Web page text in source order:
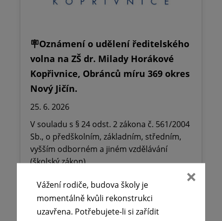
🪧Oznámení o udělení ředitelského
volna na ZŠ dr. Milady Horákové
Kopřivnice, Obránců míru 369 okres
Nový Jičín.
25. 6. 2026
V souladu s § 24 odst. 2 zákona č. 561/2004
Sb., o předškolním, základním, středním,
vyšším odborném a jiném vzdělávání
(školský zákon),…
Vážení rodiče, budova školy je
momentálně kvůli rekonstrukci
uzavřena. Potřebujete-li si zařídit